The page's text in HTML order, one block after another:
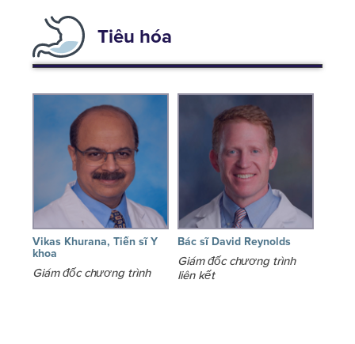
Tiêu hóa
Vikas Khurana, Tiến sĩ Y
khoa
Giám đốc chương trình
Bác sĩ David Reynolds
Giám đốc chương trình
liên kết